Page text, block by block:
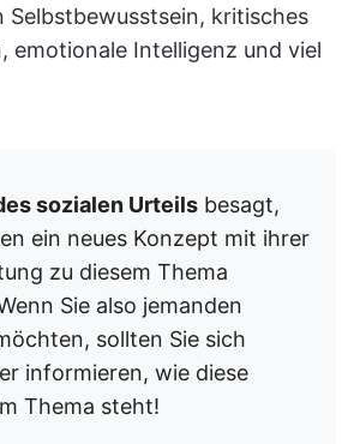
Selbstbewusstsein, kritisches
emotionale Intelligenz und viel
sozialen Urteils besagt,
ein neues Konzept mit ihrer
zu diesem Thema
Sie also jemanden
sollten Sie sich
informieren, wie diese
Thema steht!